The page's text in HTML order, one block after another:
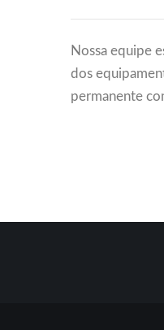
Nossa equipe
dos
permanente